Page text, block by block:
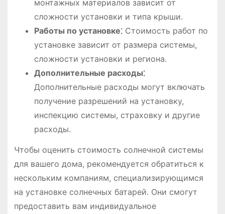
монтажных материалов зависит от
сложности установки и типа крыши․
Работы по установке⁚Стоимость работ по
установке зависит от размера системы,
сложности установки и региона․
Дополнительные расходы⁚
Дополнительные расходы могут включать
получение разрешений на установку,
инспекцию системы, страховку и другие
расходы․
Чтобы оценить стоимость солнечной системы
для вашего дома, рекомендуется обратиться к
нескольким компаниям, специализирующимся
на установке солнечных батарей․ Они смогут
предоставить вам индивидуальное